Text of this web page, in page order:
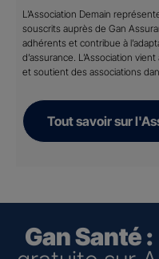
L’Association Demain
souscrits auprès de Gan
adhérents et contribue à
d’assurance. L’Association
et soutient des associations
Tout savoir sur
Gan Santé :